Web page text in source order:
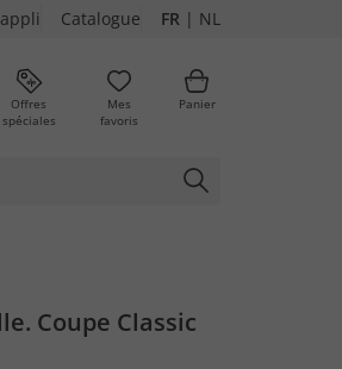
Catalogue FR | NL
Offres
spéciales
Mes
favoris
Panier
Coupe Classic